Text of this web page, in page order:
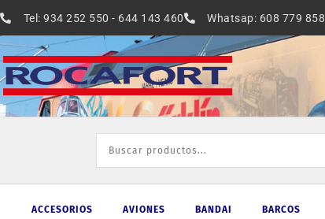
al
contenido
Tel: 934 252 550 - 644 143 460 Whatsap: 608 779 858
ACCESORIOS AVIONES BANDAI BARCOS